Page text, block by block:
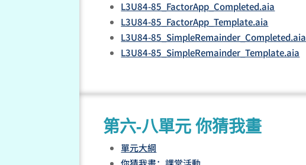
L3U84-85_FactorApp_Completed.aia
L3U84-85_FactorApp_Template.aia
L3U84-85_SimpleRemainder_Completed.aia
L3U84-85_SimpleRemainder_Template.aia
第六-八單元 你猜我畫
單元大綱